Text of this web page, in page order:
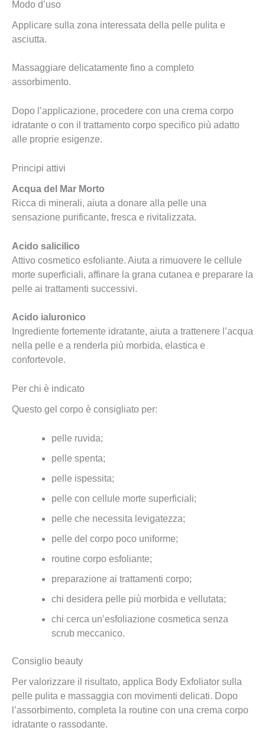
Modo d’uso
Applicare sulla zona interessata della pelle pulita e
asciutta.
Massaggiare delicatamente fino a completo
assorbimento.
Dopo l’applicazione, procedere con una crema corpo
idratante o con il trattamento corpo specifico più adatto
alle proprie esigenze.
Principi attivi
Acqua del Mar Morto
Ricca di minerali, aiuta a donare alla pelle una
sensazione purificante, fresca e rivitalizzata.
Acido salicilico
Attivo cosmetico esfoliante. Aiuta a rimuovere le cellule
morte superficiali, affinare la grana cutanea e preparare la
pelle ai trattamenti successivi.
Acido ialuronico
Ingrediente fortemente idratante, aiuta a trattenere l’acqua
nella pelle e a renderla più morbida, elastica e
confortevole.
Per chi è indicato
Questo gel corpo è consigliato per:
pelle ruvida;
pelle spenta;
pelle ispessita;
pelle con cellule morte superficiali;
pelle che necessita levigatezza;
pelle del corpo poco uniforme;
routine corpo esfoliante;
preparazione ai trattamenti corpo;
chi desidera pelle più morbida e vellutata;
chi cerca un’esfoliazione cosmetica senza
scrub meccanico.
Consiglio beauty
Per valorizzare il risultato, applica Body Exfoliator sulla
pelle pulita e massaggia con movimenti delicati. Dopo
l’assorbimento, completa la routine con una crema corpo
idratante o rassodante.